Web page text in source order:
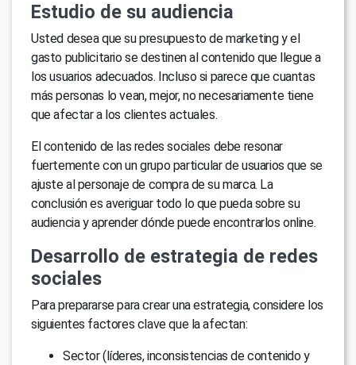
Estudio de su audiencia
Usted desea que su presupuesto de marketing y el
gasto publicitario se destinen al contenido que llegue a
los usuarios adecuados. Incluso si parece que cuantas
más personas lo vean, mejor, no necesariamente tiene
que afectar a los clientes actuales.
El contenido de las redes sociales debe resonar
fuertemente con un grupo particular de usuarios que se
ajuste al personaje de compra de su marca. La
conclusión es averiguar todo lo que pueda sobre su
audiencia y aprender dónde puede encontrarlos online.
Desarrollo de estrategia de redes
sociales
Para prepararse para crear una estrategia, considere los
siguientes factores clave que la afectan:
Sector (líderes, inconsistencias de contenido y